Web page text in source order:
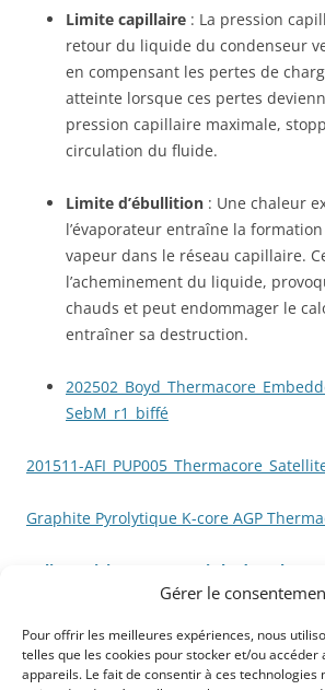
Gérer le
Pour offrir les meilleures expériences, nous
telles que les cookies pour stocker et/ou accéder
appareils. Le fait de consentir à ces technologies
Limite capillaire : La pression
retour du liquide du condenseur
en compensant les pertes de
atteinte lorsque ces pertes
pression capillaire maximale,
circulation du fluide.
Limite d’ébullition : Une chaleur
l’évaporateur entraîne la
vapeur dans le réseau capillaire.
l’acheminement du liquide,
chauds et peut endommager le
entraîner sa destruction.
SebM_r1_biffé
201511-
Graphite Pyrolytique K-core AGP
cliquez ici pour recevoir la datasheet
(rep AF Ingénierie SAS)